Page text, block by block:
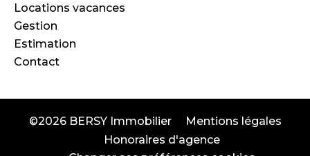
Locations vacances
Gestion
Estimation
Contact
©2026 BERSY Immobilier
Mentions légales
Honoraires d'agence